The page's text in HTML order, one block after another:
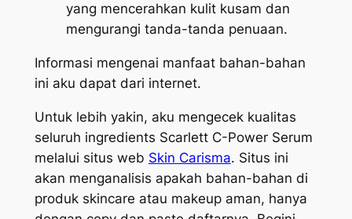
yang mencerahkan kulit kusam dan
mengurangi tanda-tanda penuaan.
Informasi mengenai manfaat bahan-bahan
ini aku dapat dari internet.
Untuk lebih yakin, aku mengecek kualitas
seluruh ingredients Scarlett C-Power Serum
melalui situs web Skin Carisma. Situs ini
akan menganalisis apakah bahan-bahan di
produk skincare atau makeup aman, hanya